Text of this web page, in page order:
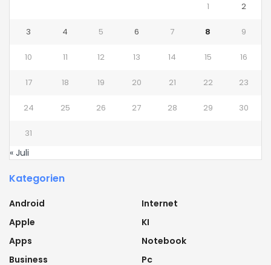
1 2
3 4 5 6 7 8 9
10 11 12 13 14 15 16
17 18 19 20 21 22 23
24 25 26 27 28 29 30
31
« Juli
Kategorien
Android
Apple
Apps
Business
Internet
KI
Notebook
Pc